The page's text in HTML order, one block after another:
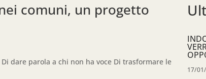
comuni, un progetto
dare parola a chi non ha voce Di trasformare le
17/